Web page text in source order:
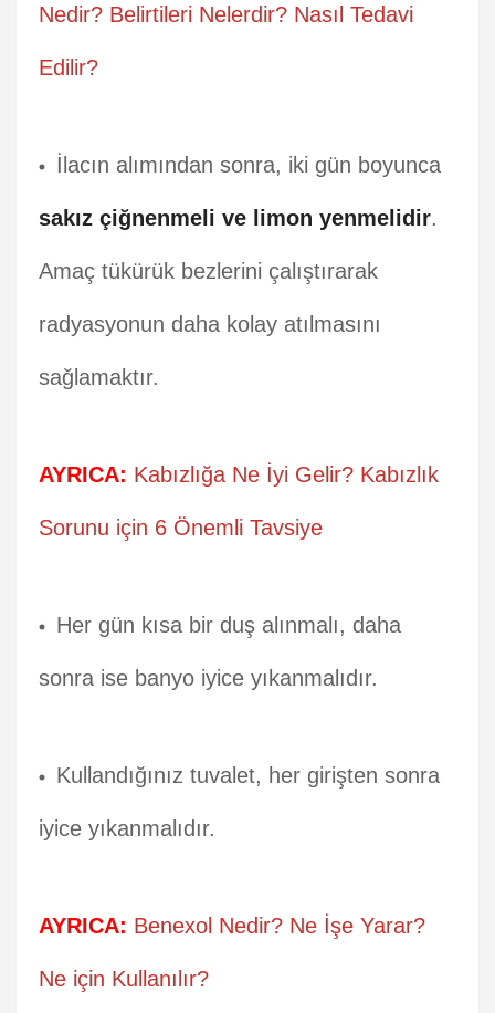
Nedir? Belirtileri Nelerdir? Nasıl Tedavi
Edilir?
İlacın alımından sonra, iki gün boyunca
sakız çiğnenmeli ve limon yenmelidir.
Amaç tükürük bezlerini çalıştırarak
radyasyonun daha kolay atılmasını
sağlamaktır.
AYRICA: Kabızlığa Ne İyi Gelir? Kabızlık
Sorunu için 6 Önemli Tavsiye
Her gün kısa bir duş alınmalı, daha
sonra ise banyo iyice yıkanmalıdır.
Kullandığınız tuvalet, her girişten sonra
iyice yıkanmalıdır.
AYRICA: Benexol Nedir? Ne İşe Yarar?
Ne için Kullanılır?